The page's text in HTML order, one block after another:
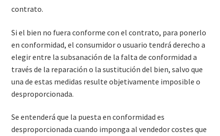
contrato.
Si el bien no fuera conforme con el contrato, para ponerlo
en conformidad, el consumidor o usuario tendrá derecho a
elegir entre la subsanación de la falta de conformidad a
través de la reparación o la sustitución del bien, salvo que
una de estas medidas resulte objetivamente imposible o
desproporcionada.
Se entenderá que la puesta en conformidad es
desproporcionada cuando imponga al vendedor costes que